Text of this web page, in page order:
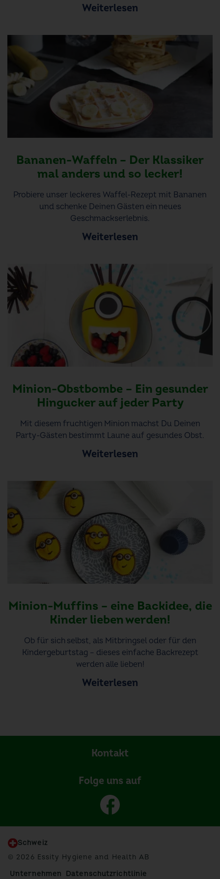
Weiterlesen
Bananen-Waffeln – Der Klassiker
mal anders und so lecker!
Probiere unser leckeres Waffel-Rezept mit Bananen
und schenke Deinen Gästen ein neues
Geschmackserlebnis.
Weiterlesen
Minion-Obstbombe – Ein gesunder
Hingucker auf jeder Party
Mit diesem fruchtigen Minion machst Du Deinen
Party-Gästen bestimmt Laune auf gesundes Obst.
Weiterlesen
Minion-Muffins – eine Backidee, die
Kinder lieben werden!
Ob für sich selbst, als Mitbringsel oder für den
Kindergeburtstag – dieses einfache Backrezept
werden alle lieben!
Weiterlesen
Kontakt
Folge uns auf
Schweiz
© 2026 Essity Hygiene and Health AB
Unternehmen
Datenschutzrichtlinie